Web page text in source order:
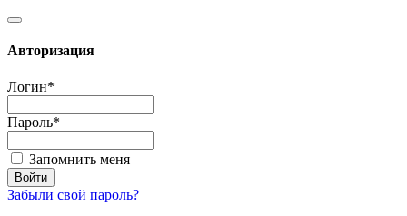
Авторизация
Логин*
Пароль*
Запомнить меня
Забыли свой пароль?